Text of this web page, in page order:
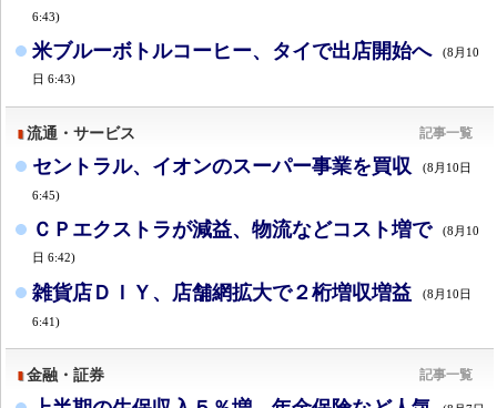
6:43)
米ブルーボトルコーヒー、タイで出店開始へ
(8月10
日 6:43)
流通・サービス 記事一覧
セントラル、イオンのスーパー事業を買収 (8月10日
6:45)
ＣＰエクストラが減益、物流などコスト増で
(8月10
日 6:42)
雑貨店ＤＩＹ、店舗網拡大で２桁増収増益 (8月10日
6:41)
金融・証券 記事一覧